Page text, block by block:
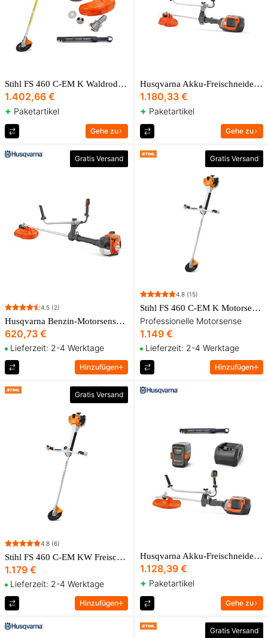
Stihl FS 460 C-EM K Waldrodungspaket
1.402,66 €
+ Paketartikel
Gehe zu
Husqvarna Akku-Freischneider-Set 535 iRXT
1.180,33 €
+ Paketartikel
Gehe zu
Gratis Versand
4.5 (2)
Husqvarna Benzin-Motorsense 525RXT Mark Il
620,73 €
Lieferzeit: 2-4 Werktage
Hinzufügen
Gratis Versand
4.8 (15)
Stihl FS 460 C-EM K Motorsense
Professionelle Motorsense
1.149 €
Lieferzeit: 2-4 Werktage
Hinzufügen
Gratis Versand
4.8 (6)
Stihl FS 460 C-EM KW Freischneider Woodcut
1.179 €
Lieferzeit: 2-4 Werktage
Hinzufügen
Husqvarna Akku-Freischneiderpaket 535iFR
1.128,39 €
+ Paketartikel
Gehe zu
Gratis Versand